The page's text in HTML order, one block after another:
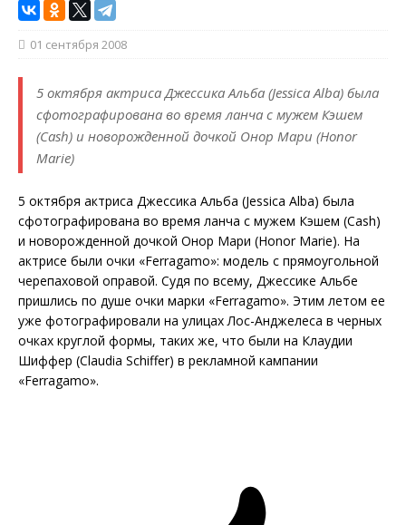
01 сентября 2008
5 октября актриса Джессика Альба (Jessica Alba) была
сфотографирована во время ланча с мужем Кэшем
(Cash) и новорожденной дочкой Онор Мари (Honor
Marie)
5 октября актриса Джессика Альба (Jessica Alba) была
сфотографирована во время ланча с мужем Кэшем (Cash)
и новорожденной дочкой Онор Мари (Honor Marie). На
актрисе были очки «Ferragamo»: модель с прямоугольной
черепаховой оправой. Судя по всему, Джессике Альбе
пришлись по душе очки марки «Ferragamo». Этим летом ее
уже фотографировали на улицах Лос-Анджелеса в черных
очках круглой формы, таких же, что были на Клаудии
Шиффер (Claudia Schiffer) в рекламной кампании
«Ferragamo».